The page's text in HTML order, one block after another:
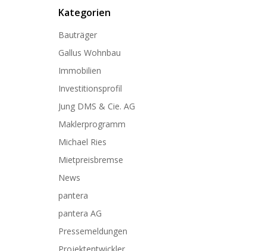
Kategorien
Bauträger
Gallus Wohnbau
Immobilien
Investitionsprofil
Jung DMS & Cie. AG
Maklerprogramm
Michael Ries
Mietpreisbremse
News
pantera
pantera AG
Pressemeldungen